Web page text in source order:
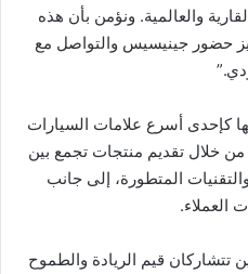
والعالمية. ونؤمن بأن هذه
حضور جينيسيس والتواصل مع
كإحدى أسرع علامات السيارات
خلال تقديم منتجات تجمع بين
المتطورة، إلى جانب
العملاء.
تتشاركان قيم الريادة والطموح